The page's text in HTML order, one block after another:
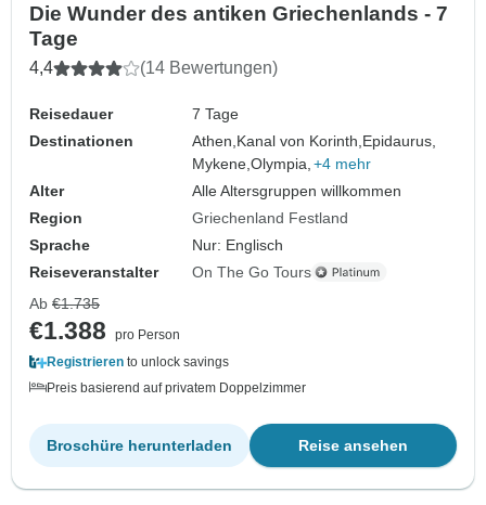
Die Wunder des antiken Griechenlands - 7
Tage
4,4 (14 Bewertungen)
Reisedauer
7 Tage
Destinationen
Athen, Kanal von Korinth, Epidaurus,
Mykene,Olympia, +4 mehr
Alter
Alle Altersgruppen willkommen
Region
Griechenland Festland
Sprache
Nur: Englisch
Reiseveranstalter
On The Go Tours
Ab €1.735
€1.388
pro Person
Registrieren to unlock savings
Preis basierend auf privatem Doppelzimmer
Reise ansehen
Broschüre herunterladen